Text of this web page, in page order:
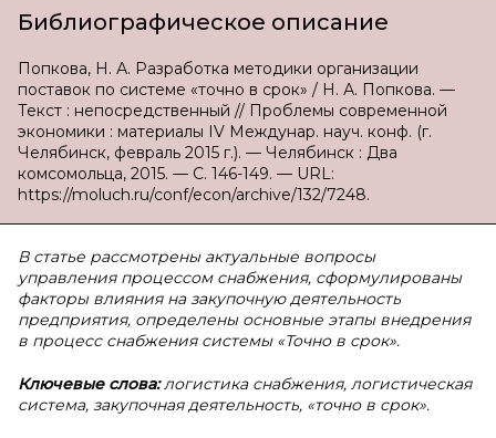
Библиографическое описание
Попкова, Н. А. Разработка методики организации
поставок по системе «точно в срок» / Н. А. Попкова. —
Текст : непосредственный // Проблемы современной
экономики : материалы IV Междунар. науч. конф. (г.
Челябинск, февраль 2015 г.). — Челябинск : Два
комсомольца, 2015. — С. 146-149. — URL:
https://moluch.ru/conf/econ/archive/132/7248.
В статье рассмотрены актуальные вопросы
управления процессом снабжения, сформулированы
факторы влияния на закупочную деятельность
предприятия, определены основные этапы внедрения
в процесс снабжения системы «Точно в срок».
Ключевые слова: логистика снабжения, логистическая
система, закупочная деятельность, «точно в срок».